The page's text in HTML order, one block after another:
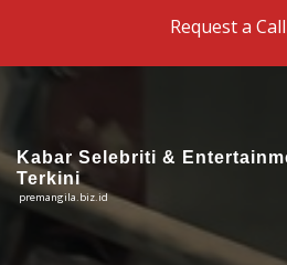
Request a
Kabar Selebriti &
Terkini
premangila.biz.id